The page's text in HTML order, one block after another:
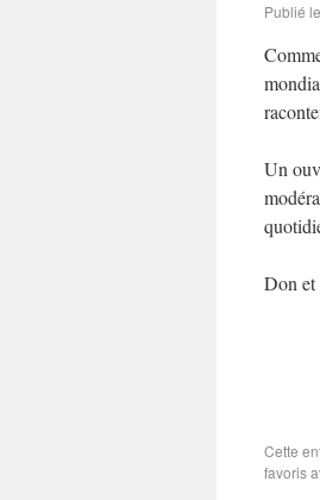
Publié le
Un
Don et
Cette
favoris